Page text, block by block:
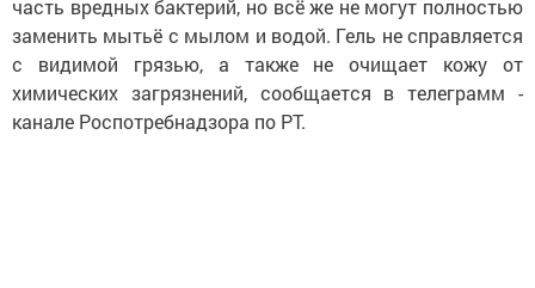
часть вредных бактерий, но всё же не могут полностью
заменить мытьё с мылом и водой. Гель не справляется
с видимой грязью, а также не очищает кожу от
химических загрязнений, сообщается в телеграмм -
канале Роспотребнадзора по РТ.